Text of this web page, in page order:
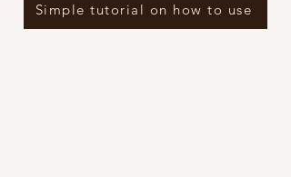
Simple tutorial on how to use